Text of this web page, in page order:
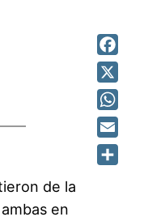
de la
en
Facebook
X
Email